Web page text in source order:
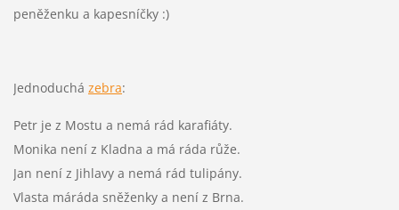
peněženku a kapesníčky :)
Jednoduchá zebra:
Petr je z Mostu a nemá rád karafiáty.
Monika není z Kladna a má ráda růže.
Jan není z Jihlavy a nemá rád tulipány.
Vlasta máráda sněženky a není z Brna.